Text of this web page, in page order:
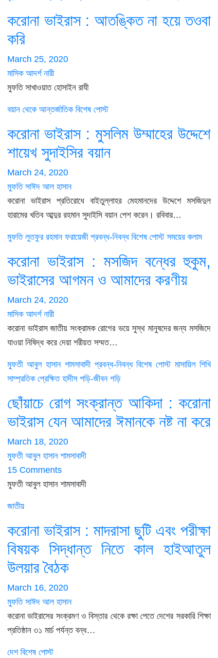
করোনা ভাইরাস : আতঙ্কিত না হয়ে তওবা
করি
March 25, 2020
মাসিক আদর্শ নারী
মুফতি সাখাওয়াত হোসাইন রাযী
বয়ান থেকে আন্তর্জাতিক বিশেষ পোস্ট
করোনা ভাইরাস : মুসলিম উম্মাহের উদ্দেশে
শায়েখ সুদাইসির বয়ান
March 24, 2020
মুফতি সাঈদ আল হাসান
করোনা ভাইরাস প্রতিরোধে বাইতুল্লাহর মেহমানদের উদ্দেশে মসজিদুল
হারামের খতিব আব্দুর রহমান সুদাইসি বয়ান পেশ করেন। রবিবার…
মুফতি লুতফুর রহমান ফরায়েজী প্রবন্ধ-নিবন্ধ বিশেষ পোস্ট সময়ের কলাম
করোনা ভাইরাস : মসজিদ বন্ধের হুকুম,
ভাইরাসের আগমন ও আমাদের করণীয়
March 24, 2020
মাসিক আদর্শ নারী
করোনা ভাইরাস জাতীয় সংক্রামক রোগের ভয়ে সুস্থ মানুষদের জন্য মসজিদে
যাওয়া নিষিদ্ধ করে দেয়া শরীয়ত সম্মত…
মুফতী আবুল হাসান শামসাবাদী প্রবন্ধ-নিবন্ধ বিশেষ পোস্ট মাসায়িল শিখি
সাম্প্রতিক প্রেক্ষিত হাদীস পড়ি-জীবন গড়ি
ছোঁয়াচে রোগ সংক্রান্ত আকিদা : করোনা
ভাইরাস যেন আমাদের ঈমানকে নষ্ট না করে
March 18, 2020
মুফতী আবুল হাসান শামসাবাদী
15 Comments
মুফতী আবুল হাসান শামসাবাদী
জাতীয়
করোনা ভাইরাস : মাদরাসা ছুটি এবং পরীক্ষা
বিষয়ক সিদ্ধান্ত নিতে কাল হাইআতুল
উলয়ার বৈঠক
March 16, 2020
মুফতি সাঈদ আল হাসান
করোনা ভাইরাসের সংক্রমণ ও বিস্তার থেকে রক্ষা পেতে দেশের সরকারি শিক্ষা
প্রতিষ্ঠান ৩১ মার্চ পর্যন্ত বন্ধ…
দেশ বিশেষ পোস্ট